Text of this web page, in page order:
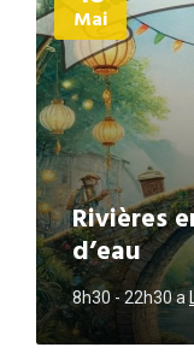
Mai
Rivières
d’eau
8h30 - 22h30a